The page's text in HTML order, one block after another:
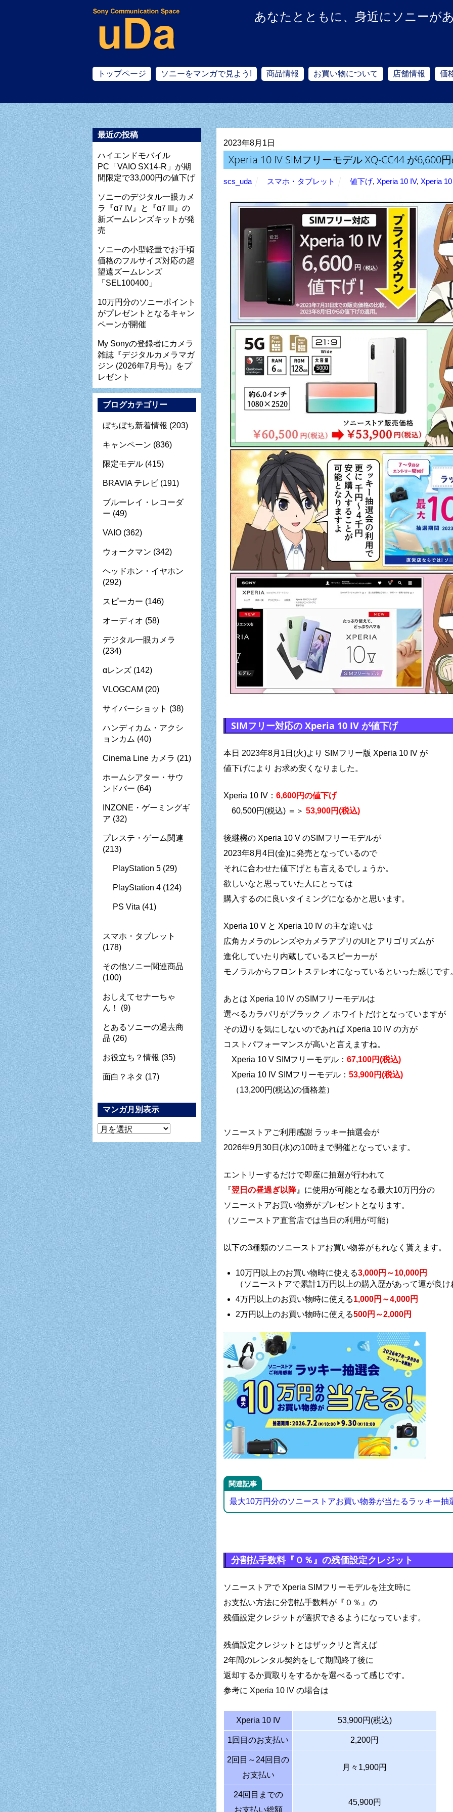
あなたとともに、身近にソニーが
トップページ ソニーをマンガで見よう! 商品情報 お買い物について 店舗情報 価
2023年8月1日
Xperia 10 IV SIMフリーモデル XQ-CC44 が6,600
scs_uda スマホ・タブレット 値下げ,Xperia 10 IV,Xperia
SIMフリー対応の Xperia 10 IV が値下げ
本日 2023年8月1日(火)より SIMフリー版 Xperia 10 IV が
値下げにより お求め安くなりました。
Xperia 10 IV：6,600円の値下げ
60,500円(税込) ＝＞53,900円(税込)
後継機の Xperia 10 V のSIMフリーモデルが
2023年8月4日(金)に発売となっているので
それに合わせた値下げとも言えるでしょうか。
欲しいなと思っていた人にとっては
購入するのに良いタイミングになるかと思います。
Xperia 10 V と Xperia 10 IV の主な違いは
広角カメラのレンズやカメラアプリのUIとアリゴリズムが
進化していたり内蔵しているスピーカーが
モノラルからフロントステレオになっているといった感じです
あとは Xperia 10 IV のSIMフリーモデルは
選べるカラバリがブラック ／ ホワイトだけとなっていますが
その辺りを気にしないのであれば Xperia 10 IV の方が
コストパフォーマンスが高いと言えますね。
Xperia 10 V SIMフリーモデル：67,100円(税込)
Xperia 10 IV SIMフリーモデル：53,900円(税込)
（13,200円(税込)の価格差）
ソニーストアご利用感謝 ラッキー抽選会が
2026年9月30日(水)の10時まで開催となっています。
エントリーするだけで即座に抽選が行われて
『翌日の昼過ぎ以降』に使用が可能となる最大10万円分の
ソニーストアお買い物券がプレゼントとなります。
（ソニーストア直営店では当日の利用が可能）
以下の3種類のソニーストアお買い物券がもれなく貰えます。
10万円以上のお買い物時に使える3,000円～10,000円
（ソニーストアで累計1万円以上の購入歴があって運が良
4万円以上のお買い物時に使える1,000円～4,000円
2万円以上のお買い物時に使える500円～2,000円
関連記事
最大10万円分のソニーストアお買い物券が当たるラッキー抽
分割払手数料『０％』の残価設定クレジット
ソニーストアで Xperia SIMフリーモデルを注文時に
お支払い方法に分割払手数料が『０％』の
残価設定クレジットが選択できるようになっています。
残価設定クレジットとはザックリと言えば
2年間のレンタル契約をして期間終了後に
返却するか買取りをするかを選べるって感じです。
参考に Xperia 10 IV の場合は
Xperia 10 IV 53,900円(税込)
1回目のお支払い 2,200円
2回目～24回目の
お支払い
月々1,900円
24回目までの
お支払い総額
45,900円
最近の投稿
ハイエンドモバイル
PC「VAIO SX14-R」が期
間限定で33,000円の値下げ
ソニーのデジタル一眼カメ
ラ『α7 IV』と『α7 III』の
新ズームレンズキットが発
売
ソニーの小型軽量でお手頃
価格のフルサイズ対応の超
望遠ズームレンズ
「SEL100400」
10万円分のソニーポイント
がプレゼントとなるキャン
ペーンが開催
My Sonyの登録者にカメラ
雑誌『デジタルカメラマガ
ジン (2026年7月号)』をプ
レゼント
ブログカテゴリー
ぼちぼち新着情報 (203)
キャンペーン (836)
限定モデル (415)
BRAVIA テレビ (191)
ブルーレイ・レコーダ
ー (49)
VAIO (362)
ウォークマン (342)
ヘッドホン・イヤホン
(292)
スピーカー (146)
オーディオ (58)
デジタル一眼カメラ
(234)
αレンズ (142)
VLOGCAM (20)
サイバーショット (38)
ハンディカム・アクシ
ョンカム (40)
Cinema Line カメラ (21)
ホームシアター・サウ
ンドバー (64)
INZONE・ゲーミングギ
ア (32)
プレステ・ゲーム関連
(213)
PlayStation 5 (29)
PlayStation 4 (124)
PS Vita (41)
スマホ・タブレット
(178)
その他ソニー関連商品
(100)
おしえてセナーちゃ
ん！
(9)
とあるソニーの過去商
品 (26)
お役立ち？情報 (35)
面白？ネタ (17)
マンガ月別表示
マ
ン
ガ
月
別
表
示